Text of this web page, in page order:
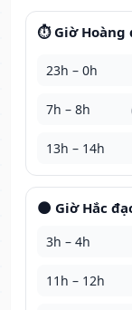
⏱️ Giờ Hoàng
23h – 0h
7h – 8h
13h – 14h
🌑 Giờ Hắc
3h – 4h
11h – 12h